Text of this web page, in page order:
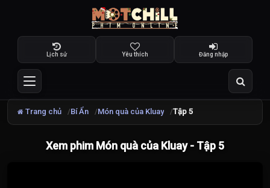
Lịch sử Yêu thích Đăng nhập
Trang chủ Bí Ẩn Món quà của Kluay Tập 5
Xem phim Món quà của Kluay - Tập 5